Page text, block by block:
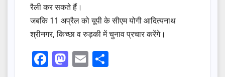
रैली कर सकते हैं।
जबकि 11 अप्रैल को यूपी के सीएम योगी आदित्यनाथ
श्रीनगर, किच्छा व रुड़की में चुनाव प्रचार करेंगे।
F
M
E